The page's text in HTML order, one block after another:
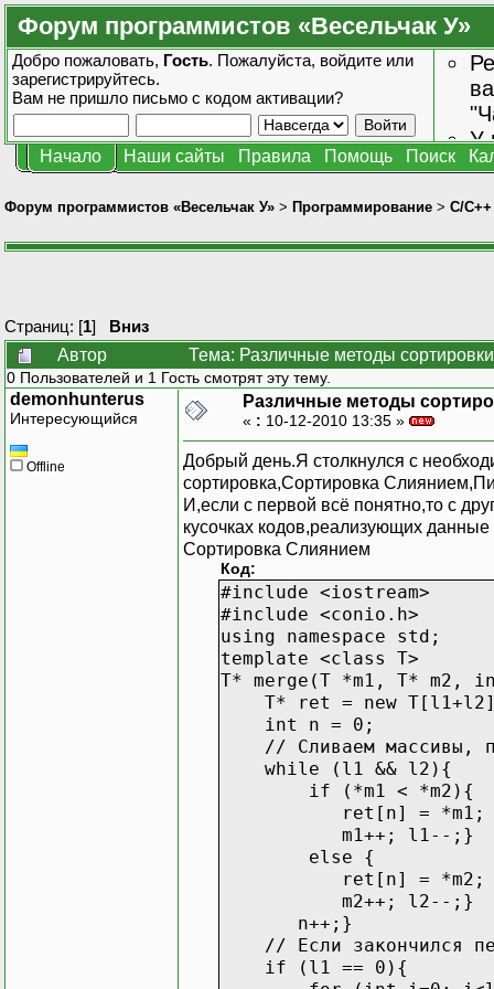
Форум программистов «Весельчак У»
Добро пожаловать, Гость. Пожалуйста, войдите или
зарегистрируйтесь.
Вам не пришло письмо с кодом активации?
У
Начало Наши сайты Правила Помощь Поиск
Форум программистов «Весельчак У» > Программирование > C/C++
Страниц: [1] Вниз
Автор
Тема: Различные методы
0 Пользователей и 1 Гость смотрят эту тему.
demonhunterus
Интересующийся
Offline
Различные методы
« : 10-12-2010 13:35 »
Добрый день.Я столкнулся с
сортировка,Сортировка
И,если с первой всё понятно,то с
кусочках кодов,реализующих
Сортировка Слиянием
Код:
#include <iostream>
#include <conio.h>
using namespace std;
template <class T>
T* merge(T *m1, T*
T* ret = new
int n = 0;
// Сливаем массивы,
while (l1 && l2){
if (*m1 < *m2){
ret[n] = *m1;
m1++; l1--;}
else {
ret[n] = *m2;
m2++; l2--;}
n++;}
// Если закончился
if (l1 == 0){